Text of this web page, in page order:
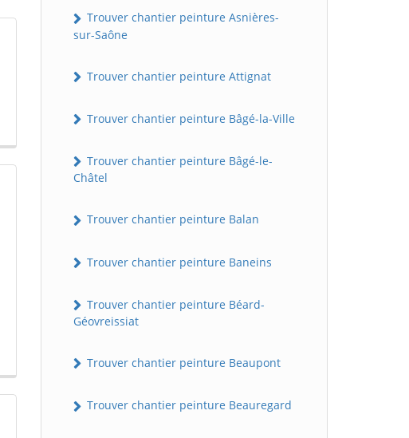
Trouver chantier peinture Asnières-
sur-Saône
Trouver chantier peinture Attignat
Trouver chantier peinture Bâgé-la-Ville
Trouver chantier peinture Bâgé-le-
Châtel
Trouver chantier peinture Balan
Trouver chantier peinture Baneins
Trouver chantier peinture Béard-
Géovreissiat
Trouver chantier peinture Beaupont
Trouver chantier peinture Beauregard